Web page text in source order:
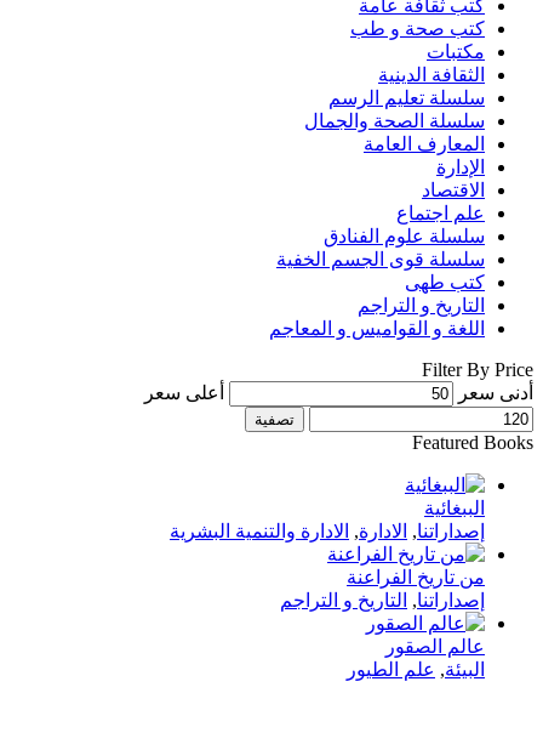
كتب ثقافة عامة
كتب صحة و طب
مكتبات
الثقافة الدينية
سلسلة تعليم الرسم
سلسلة الصحة والجمال
المعارف العامة
الإدارة
الاقتصاد
علم اجتماع
سلسلة علوم الفنادق
سلسلة قوى الجسم الخفية
كتب طهى
التاريخ و التراجم
اللغة و القواميس و المعاجم
Filter By Price
أدنى سعر
أعلى سعر
تصفية
Featured Books
الببغائية
إصداراتنا, الادارة, الادارة والتنمية البشرية
من تاريخ الفراعنة
إصداراتنا, التاريخ و التراجم
عالم الصقور
البيئة, علم الطيور